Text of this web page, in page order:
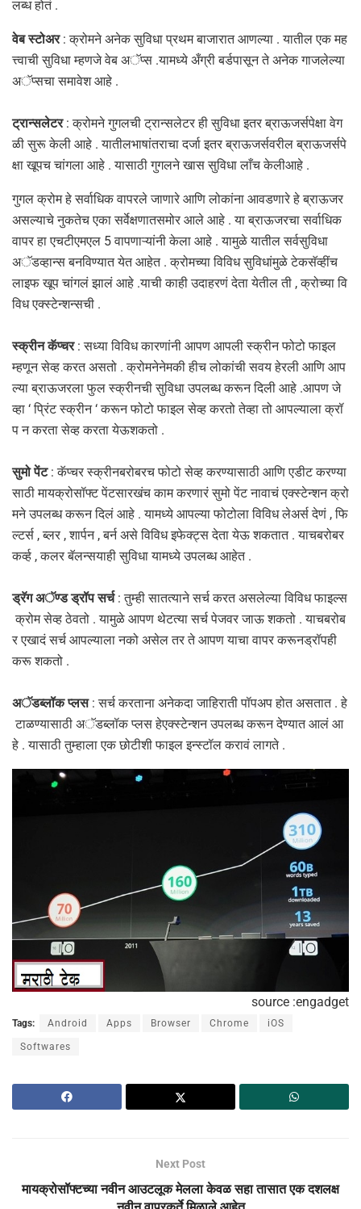
लब्ध होतं .
वेब स्टोअर: क्रोमने अनेक सुविधा प्रथम बाजारात आणल्या . यातील एक मह
त्त्वाची सुविधा म्हणजे वेब अॅप्स .यामध्ये अँग्री बर्डपासून ते अनेक गाजलेल्या
अॅप्सचा समावेश आहे .
ट्रान्सलेटर: क्रोमने गुगलची ट्रान्सलेटर ही सुविधा इतर ब्राऊजर्सपेक्षा वेग
ळी सुरू केली आहे . यातीलभाषांतराचा दर्जा इतर ब्राऊजर्सवरील ब्राऊजर्सपे
क्षा खूपच चांगला आहे . यासाठी गुगलने खास सुविधा लाँच केलीआहे .
गुगल क्रोम हे सर्वाधिक वापरले जाणारे आणि लोकांना आवडणारे हे ब्राऊजर
असल्याचे नुकतेच एका सर्वेक्षणातसमोर आले आहे . या ब्राऊजरचा सर्वाधिक
वापर हा एचटीएमएल 5 वापणाऱ्यांनी केला आहे . यामुळे यातील सर्वसुविधा
अॅडव्हान्स बनविण्यात येत आहेत . क्रोमच्या विविध सुविधांमुळे टेकसॅव्हींच
लाइफ खूप चांगलं झालं आहे .याची काही उदाहरणं देता येतील ती , क्रोच्या वि
विध एक्स्टेन्शन्सची .
स्क्रीन कॅप्चर: सध्या विविध कारणांनी आपण आपली स्क्रीन फोटो फाइल
म्हणून सेव्ह करत असतो . क्रोमनेनेमकी हीच लोकांची सवय हेरली आणि आप
ल्या ब्राऊजरला फुल स्क्रीनची सुविधा उपलब्ध करून दिली आहे .आपण जे
व्हा ‘ प्रिंट स्क्रीन ‘ करून फोटो फाइल सेव्ह करतो तेव्हा तो आपल्याला क्रॉ
प न करता सेव्ह करता येऊशकतो .
सुमो पेंट: कॅप्चर स्क्रीनबरोबरच फोटो सेव्ह करण्यासाठी आणि एडीट करण्या
साठी मायक्रोसॉफ्ट पेंटसारखंच काम करणारं सुमो पेंट नावाचं एक्स्टेन्शन क्रो
मने उपलब्ध करून दिलं आहे . यामध्ये आपल्या फोटोला विविध लेअर्स देणं , फि
ल्टर्स , ब्लर , शार्पन , बर्न असे विविध इफेक्ट्स देता येऊ शकतात . याचबरोबर
कर्व्ह , कलर बॅलन्सयाही सुविधा यामध्ये उपलब्ध आहेत .
ड्रॅग अॅण्ड ड्रॉप सर्च: तुम्ही सातत्याने सर्च करत असलेल्या विविध फाइल्स
क्रोम सेव्ह ठेवतो . यामुळे आपण थेटत्या सर्च पेजवर जाऊ शकतो . याचबरोब
र एखादं सर्च आपल्याला नको असेल तर ते आपण याचा वापर करूनड्रॉपही
करू शकतो .
अॅडब्लॉक प्लस: सर्च करताना अनेकदा जाहिराती पॉपअप होत असतात . हे
टाळण्यासाठी अॅडब्लॉक प्लस हेएक्स्टेन्शन उपलब्ध करून देण्यात आलं आ
हे . यासाठी तुम्हाला एक छोटीशी फाइल इन्स्टॉल करावं लागते .
source :engadget
Tags: Android Apps Browser Chrome iOS
Softwares
Next Post
मायक्रोसॉफ्टच्या नवीन आउटलूक मेलला केवळ सहा तासात एक दशलक्ष